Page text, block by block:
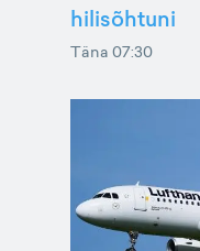
hilisõhtuni
Täna 07:30